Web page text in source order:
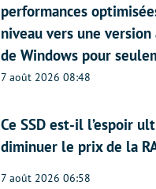
performances
niveau vers une
de Windows pour
7 août 2026 08:48
Ce SSD est-il l’espoir
diminuer le prix de la
7 août 2026 06:58